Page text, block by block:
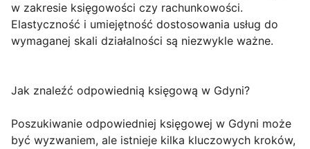
w zakresie księgowości czy rachunkowości.
Elastyczność i umiejętność dostosowania usług do
wymaganej skali działalności są niezwykle ważne.
Jak znaleźć odpowiednią księgową w Gdyni?
Poszukiwanie odpowiedniej księgowej w Gdyni może
być wyzwaniem, ale istnieje kilka kluczowych kroków,